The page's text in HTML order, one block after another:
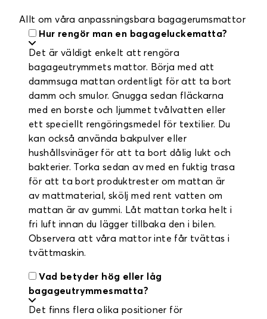
Allt om våra anpassningsbara bagagerumsmattor
Hur rengör man en bagageluckematta?
Det är väldigt enkelt att rengöra
bagageutrymmets mattor. Börja med att
dammsuga mattan ordentligt för att ta bort
damm och smulor. Gnugga sedan fläckarna
med en borste och ljummet tvålvatten eller
ett speciellt rengöringsmedel för textilier. Du
kan också använda bakpulver eller
hushållsvinäger för att ta bort dålig lukt och
bakterier. Torka sedan av med en fuktig trasa
för att ta bort produktrester om mattan är
av mattmaterial, skölj med rent vatten om
mattan är av gummi. Låt mattan torka helt i
fri luft innan du lägger tillbaka den i bilen.
Observera att våra mattor inte får tvättas i
tvättmaskin.
Vad betyder hög eller låg
bagageutrymmesmatta?
Det finns flera olika positioner för